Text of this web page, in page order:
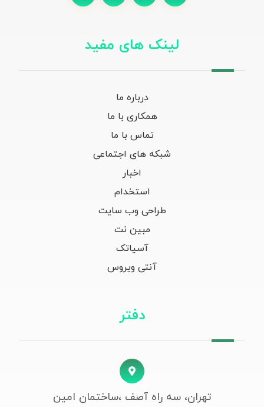
لینک های مفید
درباره ما
همکاری با ما
تماس با ما
شبکه های اجتماعی
اخبار
استخدام
طراحی وب سایت
مبین نت
آسیاتک
آنتی ویروس
دفتر
تهران، سه راه آصف ،ساختمان امین